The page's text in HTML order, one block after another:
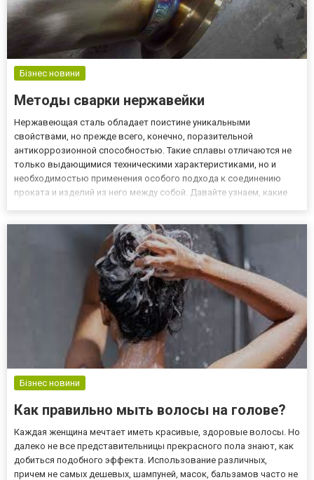
Бізнес новини
Методы сварки нержавейки
Нержавеющая сталь обладает поистине уникальными
свойствами, но прежде всего, конечно, поразительной
антикоррозионной способностью. Такие сплавы отличаются не
только выдающимися техническими характеристиками, но и
необходимостью применения особого подхода к соединению
проката и изделий из него между собой. Давайте узнаем, какие
сварка Такая разнови...
Бізнес новини
Как правильно мыть волосы на голове?
Каждая женщина мечтает иметь красивые, здоровые волосы. Но
далеко не все представительницы прекрасного пола знают, как
добиться подобного эффекта. Использование различных,
причем не самых дешевых, шампуней, масок, бальзамов часто не